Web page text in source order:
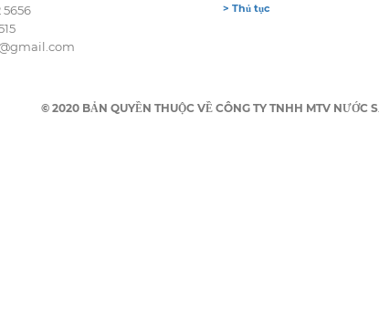
5656
> Thủ tục
© 2020 BẢN QUYỀN THUỘC VỀ CÔNG TY TNHH MTV NƯỚC